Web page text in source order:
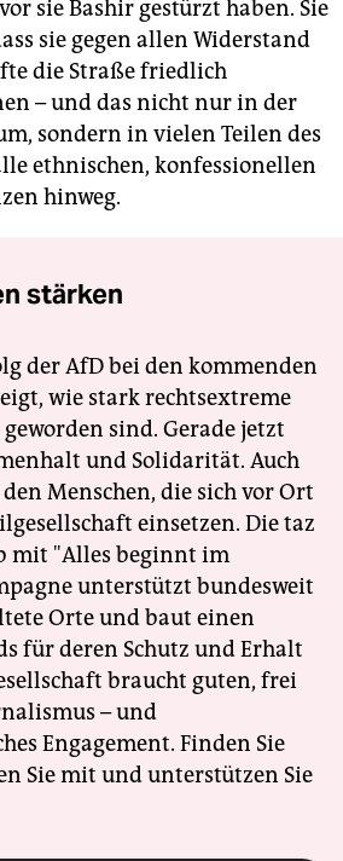
sie Bashir gestürzt haben. Sie
sie gegen allen Widerstand
die Straße friedlich
– und das nicht nur in der
sondern in vielen Teilen des
ethnischen, konfessionellen
hinweg.
stärken
der AfD bei den kommenden
wie stark rechtsextreme
sind. Gerade jetzt
und Solidarität. Auch
Menschen, die sich vor Ort
einsetzen. Die taz
mit "Alles beginnt im
unterstützt bundesweit
Orte und baut einen
für deren Schutz und Erhalt
braucht guten, frei
– und
Engagement. Finden Sie
Sie mit und unterstützen Sie